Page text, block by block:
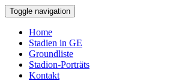
Toggle navigation
Home
Stadien in GE
Groundliste
Stadion-Porträts
Kontakt